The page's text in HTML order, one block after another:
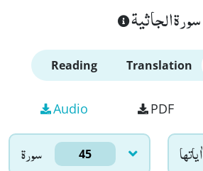
سورة الجاثية
Reading Translation
Audio PDF
سورۃ 45 اٰياتها